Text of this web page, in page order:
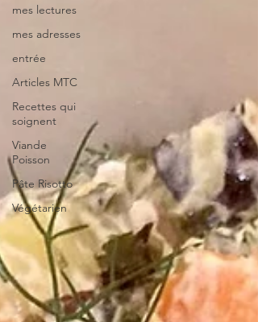
mes lectures
mes adresses
entrée
Articles MTC
Recettes qui
soignent
Viande
Poisson
Pâte Risotto
Végétarien